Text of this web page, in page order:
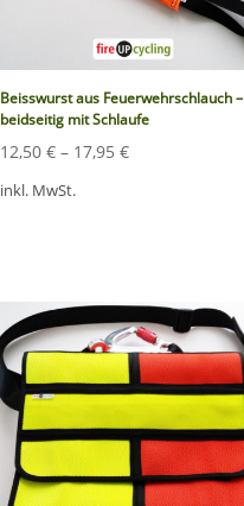
Beisswurst aus Feuerwehrschlauch –
beidseitig mit Schlaufe
12,50€ – 17,95€
inkl. MwSt.